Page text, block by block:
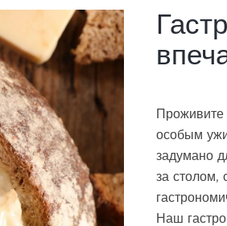
Проживите
особым
задумано
за столом,
Наш